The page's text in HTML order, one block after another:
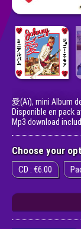
愛(Aï), mini Album
Disponible en pack
Mp3 download
Choose your
CD : €6.00